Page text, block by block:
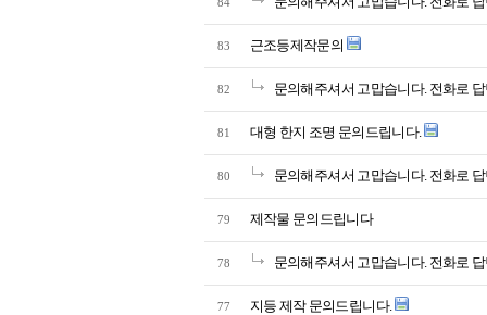
83 근조등제작문의
82 문의해주셔서 고맙습니다. 전화로
81 대형 한지 조명 문의드립니다.
80 문의해주셔서 고맙습니다. 전화로
79 제작물 문의드립니다
78 문의해주셔서 고맙습니다. 전화로
77 지등 제작 문의드립니다.